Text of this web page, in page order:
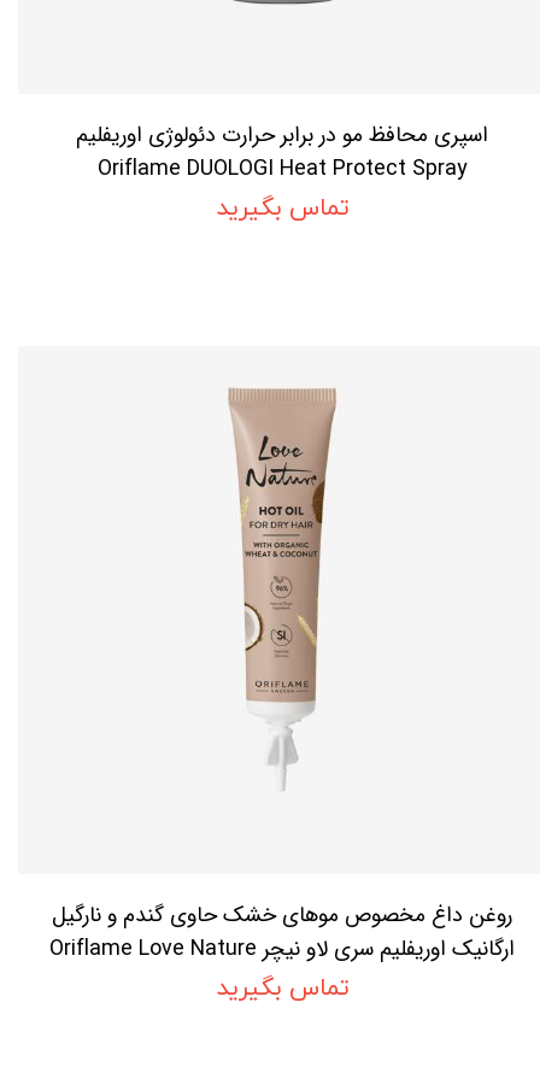
اسپری محافظ مو در برابر حرارت دئولوژی اوریفلیم
Oriflame DUOLOGI Heat Protect Spray
تماس بگیرید
روغن داغ مخصوص موهای خشک حاوی گندم و نارگیل
ارگانیک اوریفلیم سری لاو نیچر Oriflame Love Nature
Hot Oil For Dry Hair with Organic Wheat &
تماس بگیرید